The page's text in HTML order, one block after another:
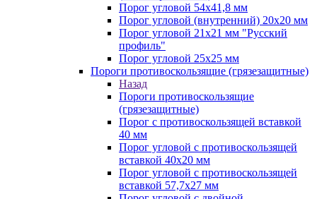
Порог угловой 54х41,8 мм
Порог угловой (внутренний) 20х20 мм
Порог угловой 21х21 мм "Русский
профиль"
Порог угловой 25х25 мм
Пороги противоскользящие (грязезащитные)
Назад
Пороги противоскользящие
(грязезащитные)
Порог с противоскользящей вставкой
40 мм
Порог угловой с противоскользящей
вставкой 40х20 мм
Порог угловой с противоскользящей
вставкой 57,7х27 мм